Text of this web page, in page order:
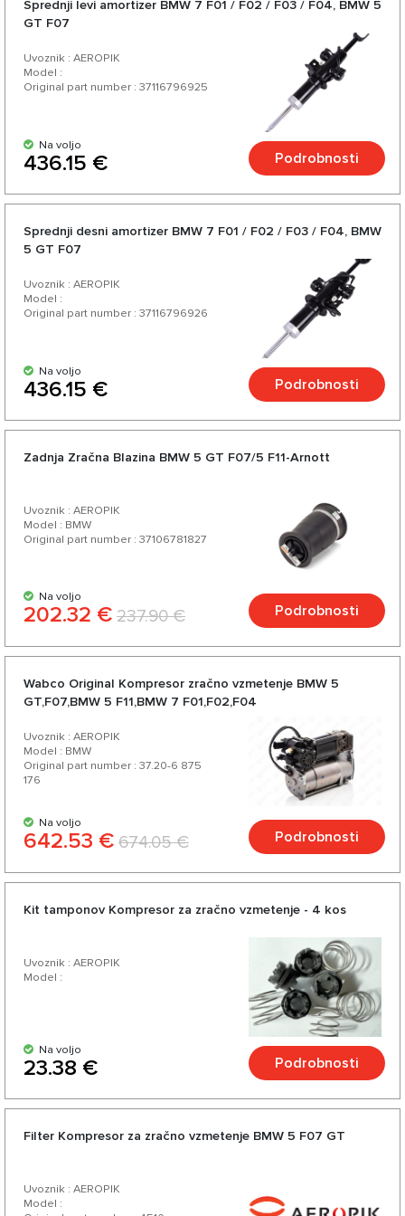
Sprednji levi amortizer BMW 7 F01 / F02 / F03 / F04, BMW 5
GT F07
Uvoznik : AEROPIK
Model :
Original part number : 37116796925
Na voljo
436.15 € Podrobnosti
Sprednji desni amortizer BMW 7 F01 / F02 / F03 / F04, BMW
5 GT F07
Uvoznik : AEROPIK
Model :
Original part number : 37116796926
Na voljo
436.15 € Podrobnosti
Zadnja Zračna Blazina BMW 5 GT F07/5 F11-Arnott
Uvoznik : AEROPIK
Model : BMW
Original part number : 37106781827
Na voljo
202.32 € 237.90 € Podrobnosti
Wabco Original Kompresor zračno vzmetenje BMW 5
GT,F07,BMW 5 F11,BMW 7 F01,F02,F04
Uvoznik : AEROPIK
Model : BMW
Original part number : 37.20-6 875
176
Na voljo
642.53 € 674.05 € Podrobnosti
Kit tamponov Kompresor za zračno vzmetenje - 4 kos
Uvoznik : AEROPIK
Model :
Na voljo
23.38 € Podrobnosti
Filter Kompresor za zračno vzmetenje BMW 5 F07 GT
Uvoznik : AEROPIK
Model :